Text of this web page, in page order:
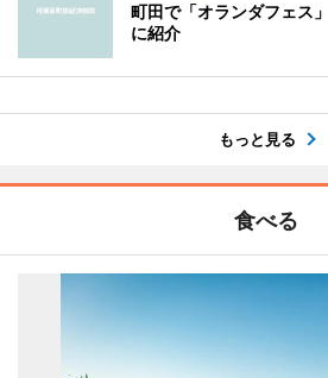
町田で「オランダフェス
に紹介
もっと見る
食べる